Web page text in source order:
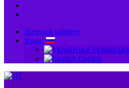
Личный кабінет
Язык:
Українська
English